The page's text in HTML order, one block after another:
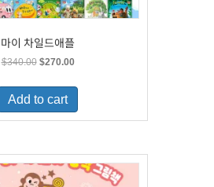
마이 차일드애플
$340.00 Original
was:
$340.00.
$270.00Current
is:
Add to cart